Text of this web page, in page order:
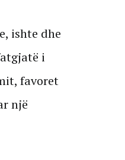
ishte dhe
i
favoret
një